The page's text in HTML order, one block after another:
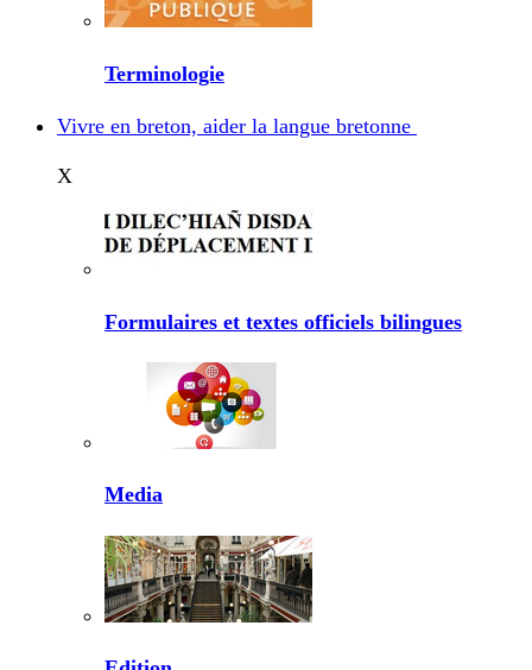
Terminologie
Vivre en breton, aider la langue bretonne
X
Formulaires et textes officiels bilingues
Media